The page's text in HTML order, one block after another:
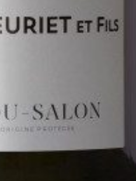
voorrang. Sommige
– afhankelijk van oogst en
nog niet bekend.